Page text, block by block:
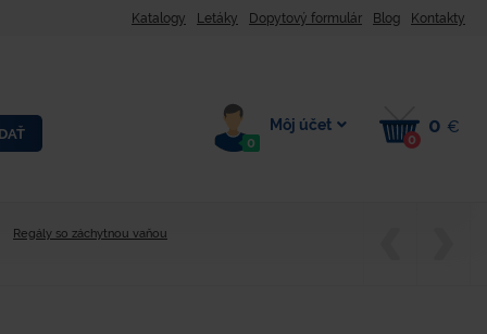
Katalogy Letáky Dopytový formulár Blog Kontakty
0
Môj účet
0
0 €
Regály so záchytnou vaňou